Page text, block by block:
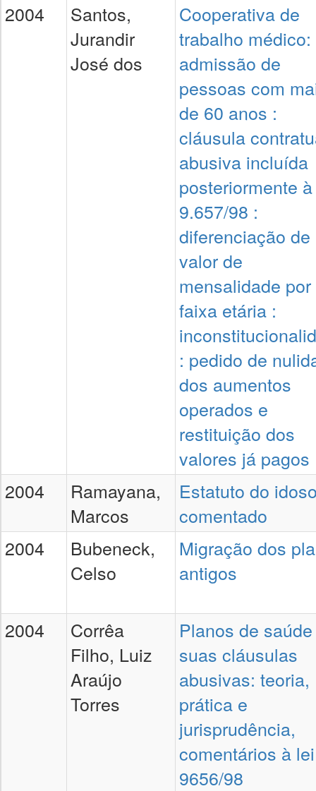
2004
Santos,
Jurandir
José dos
Cooperativa de
trabalho médico:
admissão de
pessoas com
de 60 anos :
cláusula
abusiva incluída
posteriormente
9.657/98 :
diferenciação de
valor de
mensalidade por
faixa etária :
: pedido de
dos aumentos
operados e
restituição dos
valores já pagos
2004
Ramayana,
Marcos
Estatuto do
comentado
2004
Bubeneck,
Celso
Migração dos
antigos
2004
Corrêa
Filho, Luiz
Araújo
Torres
Planos de
suas cláusulas
abusivas: teoria,
prática e
jurisprudência,
comentários à
9656/98